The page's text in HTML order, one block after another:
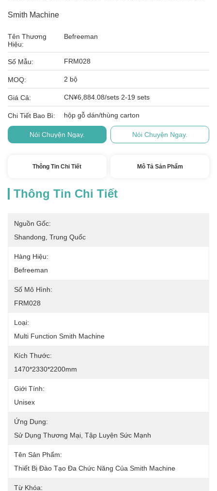
Smith Machine
Tên Thương
Hiệu:
Befreeman
Số Mẫu: FRM028
MOQ: 2 bộ
Giá Cả: CN¥6,884.08/sets 2-19 sets
Chi Tiết Bao Bì: hộp gỗ dán/thùng carton
Nói Chuyện Ngay. Nói Chuyện Ngay.
Thông Tin Chi Tiết Mô Tả Sản Phẩm
Thông Tin Chi Tiết
Nguồn Gốc:
Shandong, Trung Quốc
Hàng Hiệu:
Befreeman
Số Mô Hình:
FRM028
Loại:
Multi Function Smith Machine
Kích Thước:
1470*2330*2200mm
Giới Tính:
Unisex
Ứng Dụng:
Sử Dụng Thương Mại, Tập Luyện Sức Mạnh
Tên Sản Phẩm:
Thiết Bị Đào Tạo Đa Chức Năng Của Smith Machine
Từ Khóa: